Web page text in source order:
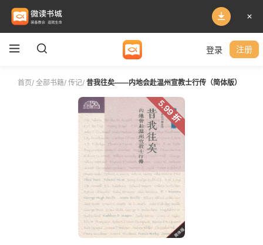
登录 注册
首页/ 全部书籍/ 传记/ 昔我往矣——内地会赴温州宣教士行传（简体版）
5.99 折